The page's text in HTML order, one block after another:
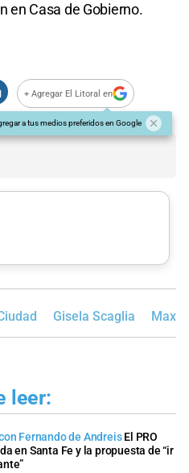
en Casa de Gobierno.
+ Agregar El Litoral en
a tus medios preferidos en Google
Gisela Scaglia
leer:
Fernando de Andreis El PRO
en Santa Fe y la propuesta de “ir